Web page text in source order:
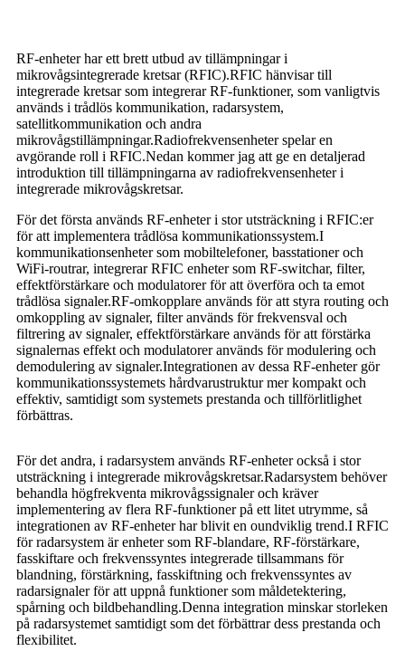
RF-enheter har ett brett utbud av tillämpningar i
mikrovågsintegrerade kretsar (RFIC).RFIC hänvisar till
integrerade kretsar som integrerar RF-funktioner, som vanligtvis
används i trådlös kommunikation, radarsystem,
satellitkommunikation och andra
mikrovågstillämpningar.Radiofrekvensenheter spelar en
avgörande roll i RFIC.Nedan kommer jag att ge en detaljerad
introduktion till tillämpningarna av radiofrekvensenheter i
integrerade mikrovågskretsar.
För det första används RF-enheter i stor utsträckning i RFIC:er
för att implementera trådlösa kommunikationssystem.I
kommunikationsenheter som mobiltelefoner, basstationer och
WiFi-routrar, integrerar RFIC enheter som RF-switchar, filter,
effektförstärkare och modulatorer för att överföra och ta emot
trådlösa signaler.RF-omkopplare används för att styra routing och
omkoppling av signaler, filter används för frekvensval och
filtrering av signaler, effektförstärkare används för att förstärka
signalernas effekt och modulatorer används för modulering och
demodulering av signaler.Integrationen av dessa RF-enheter gör
kommunikationssystemets hårdvarustruktur mer kompakt och
effektiv, samtidigt som systemets prestanda och tillförlitlighet
förbättras.
För det andra, i radarsystem används RF-enheter också i stor
utsträckning i integrerade mikrovågskretsar.Radarsystem behöver
behandla högfrekventa mikrovågssignaler och kräver
implementering av flera RF-funktioner på ett litet utrymme, så
integrationen av RF-enheter har blivit en oundviklig trend.I RFIC
för radarsystem är enheter som RF-blandare, RF-förstärkare,
fasskiftare och frekvenssyntes integrerade tillsammans för
blandning, förstärkning, fasskiftning och frekvenssyntes av
radarsignaler för att uppnå funktioner som måldetektering,
spårning och bildbehandling.Denna integration minskar storleken
på radarsystemet samtidigt som det förbättrar dess prestanda och
flexibilitet.